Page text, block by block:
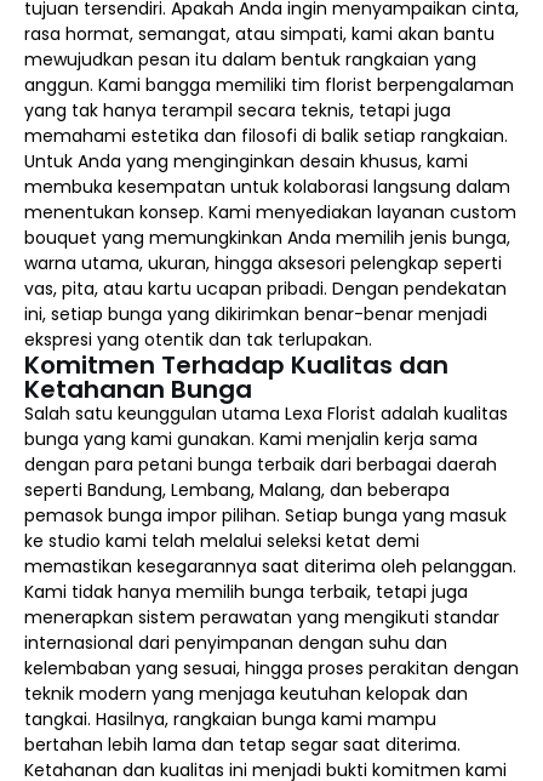
tujuan tersendiri. Apakah Anda ingin menyampaikan cinta,
rasa hormat, semangat, atau simpati, kami akan bantu
mewujudkan pesan itu dalam bentuk rangkaian yang
anggun. Kami bangga memiliki tim florist berpengalaman
yang tak hanya terampil secara teknis, tetapi juga
memahami estetika dan filosofi di balik setiap rangkaian.
Untuk Anda yang menginginkan desain khusus, kami
membuka kesempatan untuk kolaborasi langsung dalam
menentukan konsep. Kami menyediakan layanan custom
bouquet yang memungkinkan Anda memilih jenis bunga,
warna utama, ukuran, hingga aksesori pelengkap seperti
vas, pita, atau kartu ucapan pribadi. Dengan pendekatan
ini, setiap bunga yang dikirimkan benar-benar menjadi
ekspresi yang otentik dan tak terlupakan.
Komitmen Terhadap Kualitas dan
Ketahanan Bunga
Salah satu keunggulan utama Lexa Florist adalah kualitas
bunga yang kami gunakan. Kami menjalin kerja sama
dengan para petani bunga terbaik dari berbagai daerah
seperti Bandung, Lembang, Malang, dan beberapa
pemasok bunga impor pilihan. Setiap bunga yang masuk
ke studio kami telah melalui seleksi ketat demi
memastikan kesegarannya saat diterima oleh pelanggan.
Kami tidak hanya memilih bunga terbaik, tetapi juga
menerapkan sistem perawatan yang mengikuti standar
internasional dari penyimpanan dengan suhu dan
kelembaban yang sesuai, hingga proses perakitan dengan
teknik modern yang menjaga keutuhan kelopak dan
tangkai. Hasilnya, rangkaian bunga kami mampu
bertahan lebih lama dan tetap segar saat diterima.
Ketahanan dan kualitas ini menjadi bukti komitmen kami